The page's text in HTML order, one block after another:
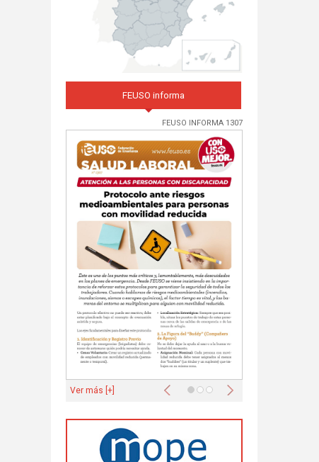
FEUSO informa
FEUSO INFORMA 1307
Anterior Siguiente
Ver más [+]